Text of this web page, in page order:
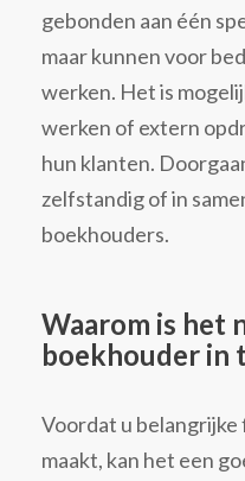
gebonden aan één
maar kunnen voor
werken. Het is
werken of extern
hun klanten.
zelfstandig of in
boekhouders.
Waarom is het
boekhouder in
Voordat u
maakt, kan het een